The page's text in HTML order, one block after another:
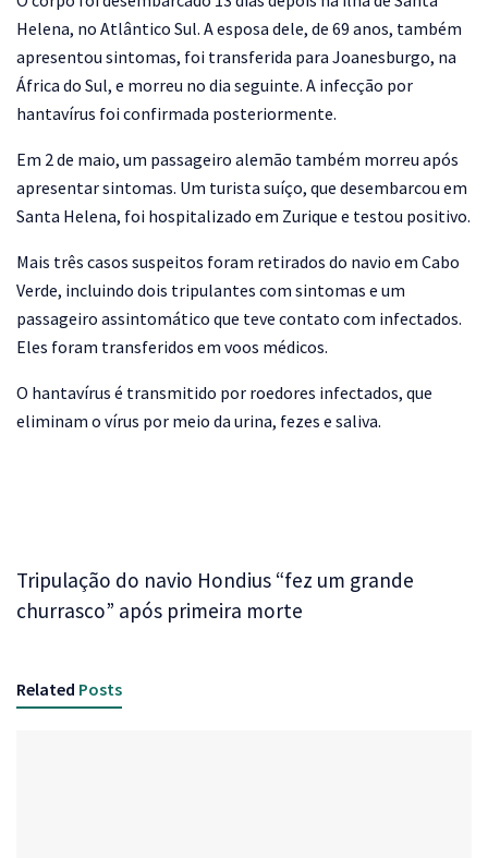
Helena, no Atlântico Sul. A esposa dele, de 69 anos, também
apresentou sintomas, foi transferida para Joanesburgo, na
África do Sul, e morreu no dia seguinte. A infecção por
hantavírus foi confirmada posteriormente.
Em 2 de maio, um passageiro alemão também morreu após
apresentar sintomas. Um turista suíço, que desembarcou em
Santa Helena, foi hospitalizado em Zurique e testou positivo.
Mais três casos suspeitos foram retirados do navio em Cabo
Verde, incluindo dois tripulantes com sintomas e um
passageiro assintomático que teve contato com infectados.
Eles foram transferidos em voos médicos.
O hantavírus é transmitido por roedores infectados, que
eliminam o vírus por meio da urina, fezes e saliva.
Tripulação do navio Hondius “fez um grande
churrasco” após primeira morte
Related Posts